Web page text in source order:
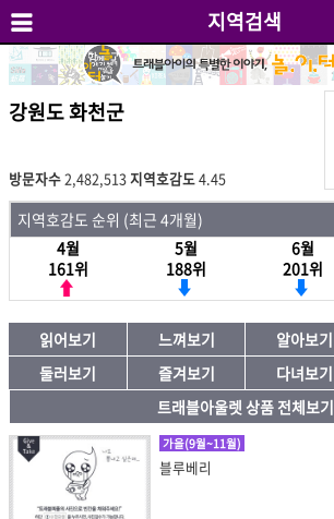
지역검색
강원도 화천군
방문자수2,482,513지역호감도 4.45
지역호감도 순위 (최근 4개월)
4월
161위
5월
188위
6월
201위
읽어보기 느껴보기 알아보기
둘러보기
즐겨보기 다녀보기
트래블아울렛 상품 전체보기
가을(9월~11월)
블루베리